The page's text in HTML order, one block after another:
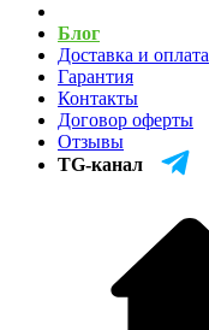
Блог
Доставка и оплата
Гарантия
Контакты
Договор оферты
Отзывы
TG-канал